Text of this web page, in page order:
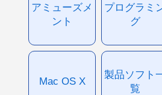
アミューズメ
ント
プログラミ
グ
Mac OS X
製品ソフト
覧